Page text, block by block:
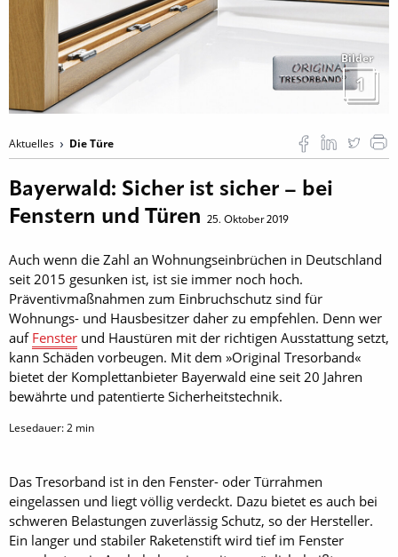
Bilder
1
Aktuelles Die Türe
Bayerwald: Sicher ist sicher – bei
Fenstern und Türen
25. Oktober 2019
Auch wenn die Zahl an Wohnungseinbrüchen in Deutschland
seit 2015 gesunken ist, ist sie immer noch hoch.
Präventivmaßnahmen zum Einbruchschutz sind für
Wohnungs- und Hausbesitzer daher zu empfehlen. Denn wer
auf Fenster und Haustüren mit der richtigen Ausstattung setzt,
kann Schäden vorbeugen. Mit dem »Original Tresorband«
bietet der Komplettanbieter Bayerwald eine seit 20 Jahren
bewährte und patentierte Sicherheitstechnik.
Lesedauer:2 min
Das Tresorband ist in den Fenster- oder Türrahmen
eingelassen und liegt völlig verdeckt. Dazu bietet es auch bei
schweren Belastungen zuverlässig Schutz, so der Hersteller.
Ein langer und stabiler Raketenstift wird tief im Fenster